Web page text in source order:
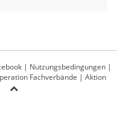
| Nutzungsbedingungen |
Fachverbände | Aktion